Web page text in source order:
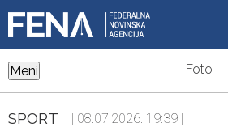
Meni Foto
SPORT | 08.07.2026. 19:39 |